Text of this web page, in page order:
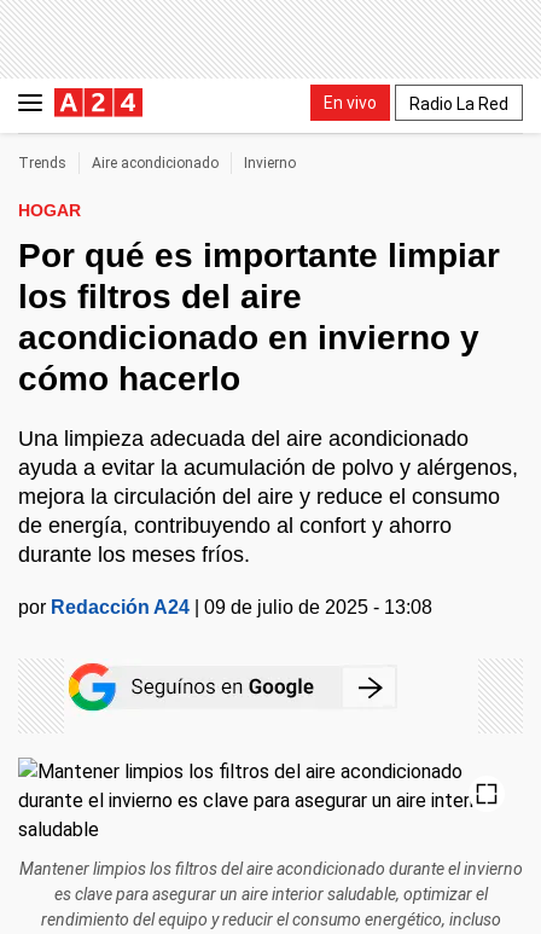
En vivo Radio La Red
Trends Aire acondicionado Invierno
HOGAR
Por qué es importante limpiar
los filtros del aire
acondicionado en invierno y
cómo hacerlo
Una limpieza adecuada del aire acondicionado
ayuda a evitar la acumulación de polvo y alérgenos,
mejora la circulación del aire y reduce el consumo
de energía, contribuyendo al confort y ahorro
durante los meses fríos.
por Redacción A24 09 de julio de 2025 - 13:08
Mantener limpios los filtros del aire acondicionado durante el invierno
es clave para asegurar un aire interior saludable, optimizar el
rendimiento del equipo y reducir el consumo energético, incluso